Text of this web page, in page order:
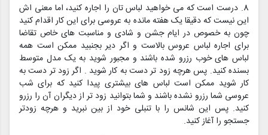
8. درست است که می خواهید لباس تان را اجاره کنید، اما معنی اش
این نیست که دقیقا یک هفته مانده به عروسی برای این کار اقدام کنید
چون به خصوص در ایام جشن و شادی و مناسبت های خاص تقاضا
برای اجاره لباس عروس بالاست و اگر دیر بجنبید ممکن است همه
لباس های خوب رزرو شده باشند و مجبور شوید به یک مدل متوسط
بسنده کنید. پس هرچه زود تر دست به کار شوید . اگر زود تر دست به
کار شوید ممکن است لباس های بیشتری پیدا کنید که برای شب
عروسی شما رزرو نشده باشند و شما بتوانید زود تر از دیگران آن را رزرو
کنید. پس این شانس را با تنبلی خود از بین نبرید و هرچه زودتر
جستجو را آغاز کنید.